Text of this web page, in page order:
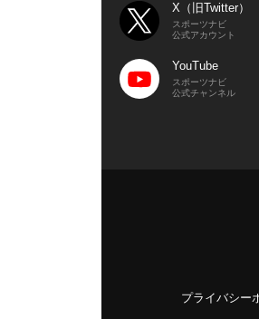
X（旧Twitter）
スポーツナビ
公式アカウント
YouTube
スポーツナビ
公式チャンネル
プライバシー